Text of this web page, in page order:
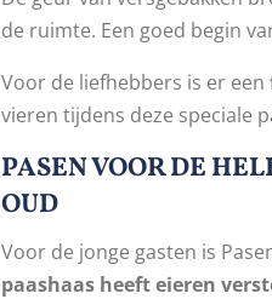
de ruimte. Een goed begin
Voor de liefhebbers is er een
vieren tijdens deze speciale
PASEN VOOR DE
OUD
Voor de jonge gasten is
paashaas heeft eieren